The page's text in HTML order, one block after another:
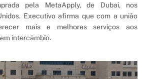
pela MetaApply, de Dubai, nos
Executivo afirma que com a união
mais e melhores serviços aos
intercâmbio.